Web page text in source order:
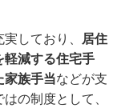
実しており、 居住
減する住宅手
家族手当などが支
の制度として、